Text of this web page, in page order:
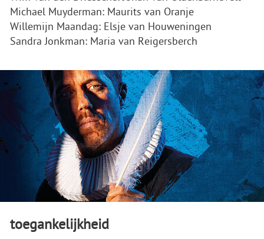
Michael Muyderman: Maurits van Oranje
Willemijn Maandag: Elsje van Houweningen
Sandra Jonkman: Maria van Reigersberch
toegankelijkheid